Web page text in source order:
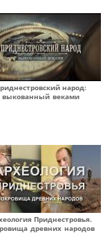
народ:
выкованный веками
Приднестровья.
древних народов